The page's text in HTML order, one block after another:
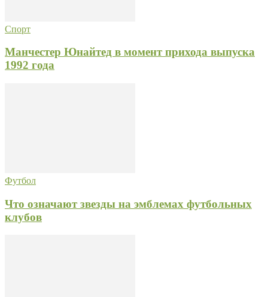
Спорт
Манчестер Юнайтед в момент прихода выпуска
1992 года
Футбол
Что означают звезды на эмблемах футбольных
клубов